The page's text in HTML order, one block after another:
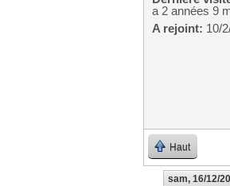
a 2 années 9
A rejoint: 10/
Haut
sam, 16/12/